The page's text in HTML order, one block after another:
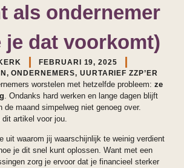
als ondernemer
je dat voorkomt)
FEBRUARI 19, 2025
,ONDERNEMERS,UURTARIEF ZZP’ER
worstelen met hetzelfde probleem: ze
. Ondanks hard werken en lange dagen blijft
de maand simpelweg niet genoeg over.
artikel voor jou.
uit waarom jij waarschijnlijk te weinig verdient
je dit snel kunt oplossen. Want met een
zorg je ervoor dat je financieel sterker